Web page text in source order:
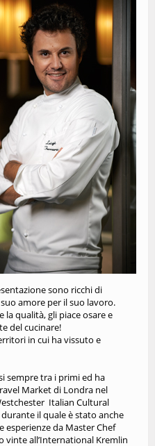
sono ricchi di
amore per il suo lavoro.
qualità, gli piace osare e
del cucinare!
in cui ha vissuto e
sempre tra i primi ed ha
Market di Londra nel
Italian Cultural
durante il quale è stato anche
esperienze da Master Chef
vinte all’International Kremlin